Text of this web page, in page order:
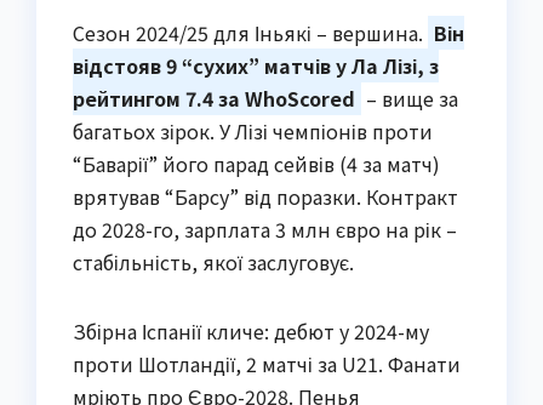
Сезон 2024/25 для Іньякі – вершина. Він
відстояв 9 “сухих” матчів у Ла Лізі, з
рейтингом 7.4 за WhoScored – вище за
багатьох зірок. У Лізі чемпіонів проти
“Баварії” його парад сейвів (4 за матч)
врятував “Барсу” від поразки. Контракт
до 2028-го, зарплата 3 млн євро на рік –
стабільність, якої заслуговує.
Збірна Іспанії кличе: дебют у 2024-му
проти Шотландії, 2 матчі за U21. Фанати
мріють про Євро-2028. Пенья